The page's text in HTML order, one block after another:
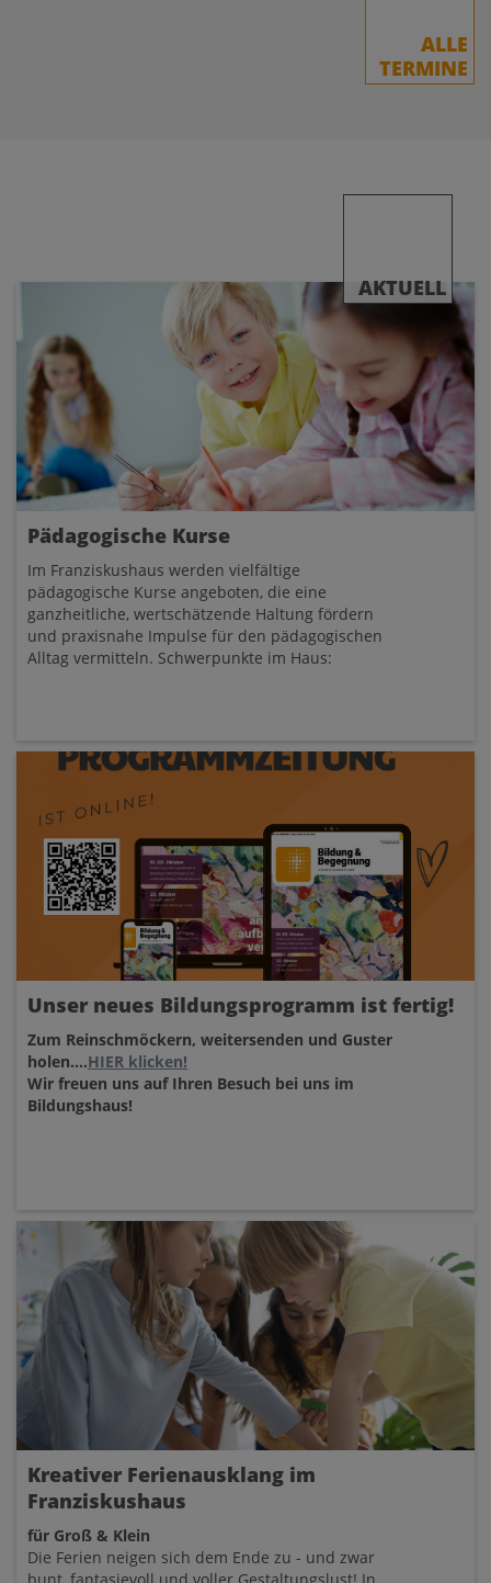
ALLE
TERMINE
AKTUELL
Pädagogische Kurse
Im Franziskushaus werden vielfältige
pädagogische Kurse angeboten, die eine
ganzheitliche, wertschätzende Haltung fördern
und praxisnahe Impulse für den pädagogischen
Alltag vermitteln. Schwerpunkte im Haus:
Unser neues Bildungsprogramm ist fertig!
Zum Reinschmöckern, weitersenden und Guster
holen....HIER klicken!
Wir freuen uns auf Ihren Besuch bei uns im
Bildungshaus!
Kreativer Ferienausklang im
Franziskushaus
für Groß & Klein
Die Ferien neigen sich dem Ende zu - und zwar